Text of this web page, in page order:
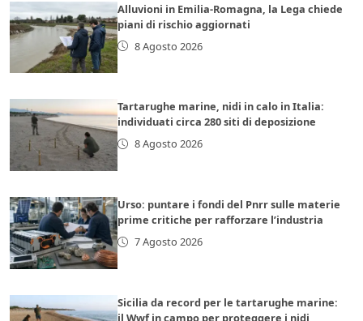
Alluvioni in Emilia-Romagna, la Lega chiede
piani di rischio aggiornati
8 Agosto 2026
Tartarughe marine, nidi in calo in Italia:
individuati circa 280 siti di deposizione
8 Agosto 2026
Urso: puntare i fondi del Pnrr sulle materie
prime critiche per rafforzare l’industria
7 Agosto 2026
Sicilia da record per le tartarughe marine:
il Wwf in campo per proteggere i nidi